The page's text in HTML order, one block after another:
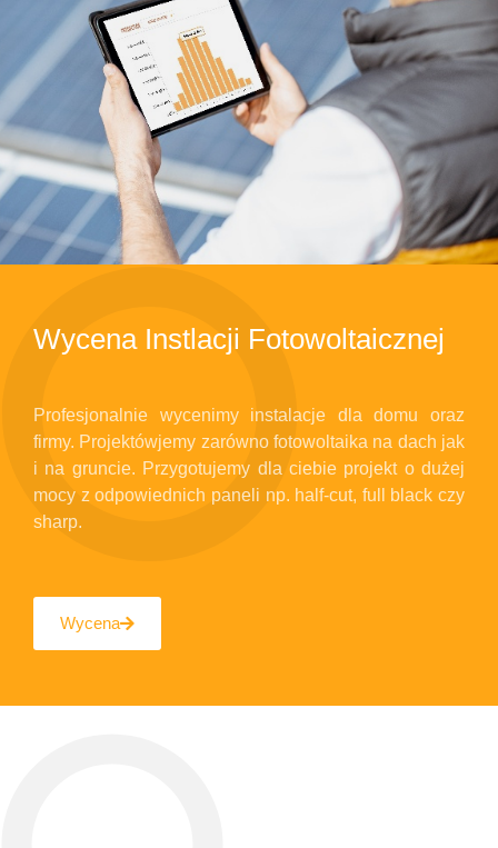
Wycena Instlacji Fotowoltaicznej
Profesjonalnie wycenimy instalacje dla domu oraz
firmy. Projektówjemy zarówno fotowoltaika na dach jak
i na gruncie. Przygotujemy dla ciebie projekt o dużej
mocy z odpowiednich paneli np. half-cut, full black czy
sharp.
Wycena